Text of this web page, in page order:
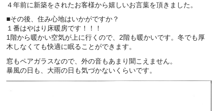
４年前に新築をされたお客様から嬉しいお言葉を頂きました。
■その後、住み心地はいかがですか？
１番はやはり床暖房です！！！
1階から暖かい空気が上に行くので、2階も暖かいです。冬でも厚
木しなくても快適に眠ることができます。
窓もペアガラスなので、外の音もあまり聞こえません。
暴風の日も、大雨の日も気づかないくらいです。